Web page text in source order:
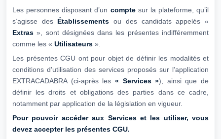
Les personnes disposant d’un comptesur la plateforme, qu’il
s’agisse des Établissements ou des candidats appelés «
Extras », sont désignées dans les présentes indifféremment
comme les « Utilisateurs ».
Les présentes CGU ont pour objet de définir les modalités et
conditions d'utilisation des services proposés sur l'application
EXTRACADABRA (ci-après les « Services »), ainsi que de
définir les droits et obligations des parties dans ce cadre,
notamment par application de la législation en vigueur.
Pour pouvoir accéder aux Services et les utiliser, vous
devez accepter les présentes CGU.